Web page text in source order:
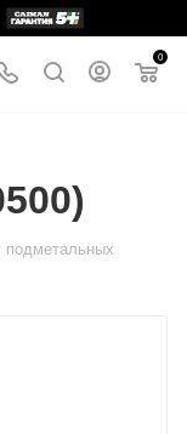
0
подметальных